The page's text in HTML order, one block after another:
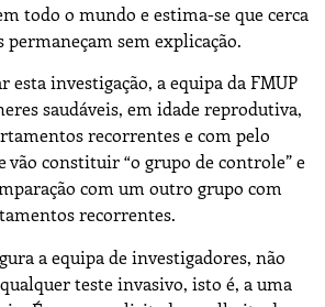
todo o mundo e estima-se que cerca
permaneçam sem explicação.
investigação, a equipa da FMUP
saudáveis, em idade reprodutiva,
recorrentes e com pelo
vão constituir “o grupo de controle” e
com um outro grupo com
recorrentes.
a equipa de investigadores, não
teste invasivo, isto é, a uma